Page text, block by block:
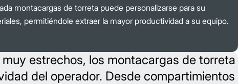
montacargas de torreta puede personalizarse para su
permitiéndole extraer la mayor productividad a su equipo.
estrechos, los montacargas de torreta
del operador. Desde compartimientos